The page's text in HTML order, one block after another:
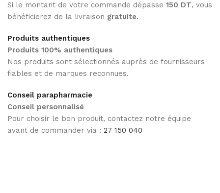
Si le montant de votre commande dépasse 150 DT, vous
bénéficierez de la livraison gratuite.
Produits authentiques
Produits 100% authentiques
Nos produits sont sélectionnés auprès de fournisseurs
fiables et de marques reconnues.
Conseil parapharmacie
Conseil personnalisé
Pour choisir le bon produit, contactez notre équipe
avant de commander via : 27 150 040